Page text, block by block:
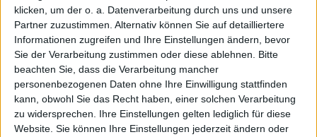
klicken, um der o. a. Datenverarbeitung durch uns und unsere
Partner zuzustimmen. Alternativ können Sie auf detailliertere
Informationen zugreifen und Ihre Einstellungen ändern, bevor
Sie der Verarbeitung zustimmen oder diese ablehnen. Bitte
beachten Sie, dass die Verarbeitung mancher
personenbezogenen Daten ohne Ihre Einwilligung stattfinden
kann, obwohl Sie das Recht haben, einer solchen Verarbeitung
zu widersprechen. Ihre Einstellungen gelten lediglich für diese
Website. Sie können Ihre Einstellungen jederzeit ändern oder
WTA versäumt es nicht nur, ihre Athletinnen zu
schützen - sie scheint oft darauf ausgelegt zu sein,
sie zu brechen.
Ein typisches Beispiel: Lesia
Tsurenko